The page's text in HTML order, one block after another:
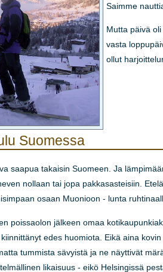
Saimme
Mutta päivä
vasta
ollut
Suomessa
saapua takaisin Suomeen. Ja
nollaan tai jopa pakkasasteisiin.
osaan Muonioon - lunta
poissaolon jälkeen omaa
edes huomiota. Eikä aina
tummista sävyistä ja ne näyttivät
likaisuus - eikö Helsingissä